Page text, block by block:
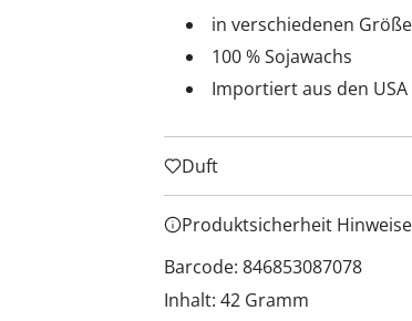
in verschiedenen
100 % Sojawachs
Importiert aus den
Duft
Produktsicherheit Hinweise
Barcode: 846853087078
Inhalt: 42 Gramm